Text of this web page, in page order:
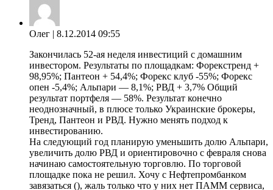
Олег | 8.12.2014 09:55
Закончилась 52-ая неделя инвестиций с домашним
инвестором. Результаты по площадкам: Форекстренд +
98,95%; Пантеон + 54,4%; Форекс клуб -55%; Форекс
опен -5,4%; Альпари — 8,1%; РВД + 3,7% Общий
результат портфеля — 58%. Результат конечно
неоднозначный, в плюсе только Украинские брокеры,
Тренд, Пантеон и РВД. Нужно менять подход к
инвестированию.
На следующий год планирую уменьшить долю Альпари,
увеличить долю РВД и ориентировочно с февраля снова
начинаю самостоятельную торговлю. По торговой
площадке пока не решил. Хочу с Нефтепромбанком
завязаться (), жаль только что у них нет ПАММ сервиса,